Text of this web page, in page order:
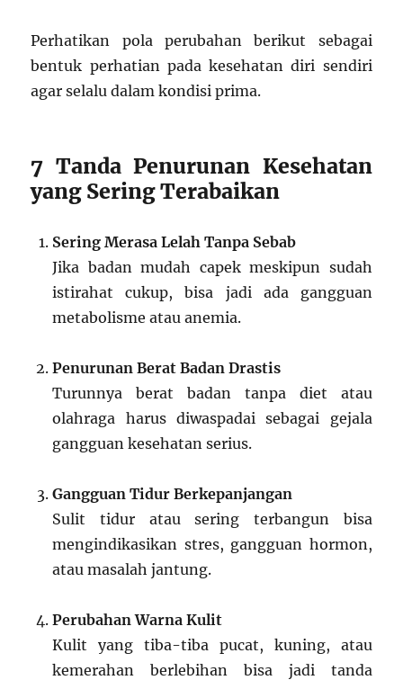
Perhatikan pola perubahan berikut sebagai
bentuk perhatian pada kesehatan diri sendiri
agar selalu dalam kondisi prima.
7 Tanda Penurunan Kesehatan
yang Sering Terabaikan
Sering Merasa Lelah Tanpa Sebab
Jika badan mudah capek meskipun sudah
istirahat cukup, bisa jadi ada gangguan
metabolisme atau anemia.
Penurunan Berat Badan Drastis
Turunnya berat badan tanpa diet atau
olahraga harus diwaspadai sebagai gejala
gangguan kesehatan serius.
Gangguan Tidur Berkepanjangan
Sulit tidur atau sering terbangun bisa
mengindikasikan stres, gangguan hormon,
atau masalah jantung.
Perubahan Warna Kulit
Kulit yang tiba-tiba pucat, kuning, atau
kemerahan berlebihan bisa jadi tanda